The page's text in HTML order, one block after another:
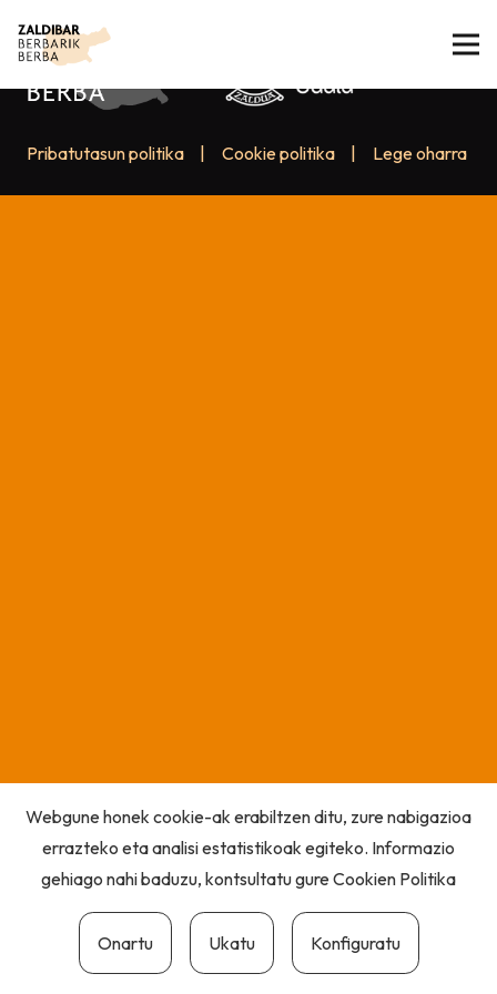
Pribatutasun politika Cookie politika Lege oharra
Webgune honek cookie-ak erabiltzen ditu, zure nabigazioa
errazteko eta analisi estatistikoak egiteko. Informazio
gehiago nahi baduzu, kontsultatu gureCookien Politika
Onartu Ukatu Konfiguratu